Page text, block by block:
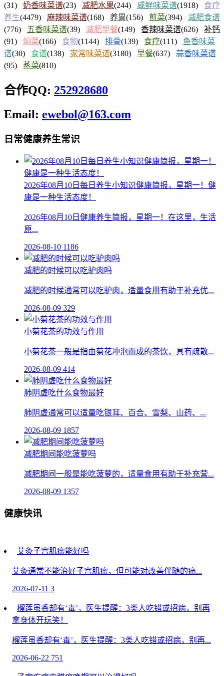
(31) 奶香味菜谱(23) 减肥水果(244) 咸鲜味菜谱(1918) 食疗
养生(4479) 麻辣味菜谱(168) 养胃(156) 煎菜(394) 减肥食谱
(776)
五香味菜谱(39) 减肥早餐(149) 香辣味菜谱(626) 补钙
(91) 焖菜(166) 食物(1144) 排骨(139) 食疗(111) 鱼香味菜
谱(30) 食谱(138) 家常味菜谱(3180) 早餐(637) 蒜香味菜谱
(95) 蒸菜(810)
合作QQ: 252928680
Email: ewebol@163.com
日常健康养生常识
2026年08月10日每日养生小知识健康简报，星期一！健
康是一种生活态度！
2026年08月10日健康养生简报，星期一！在这里，生活
原...
2026-08-10 1186
减肥的时候可以吃驴肉吗
减肥的时候通常可以吃驴肉，适量食用有助于补充优...
2026-08-09 329
小菊花茶的功效与作用
小菊花茶一般是指由菊花冲泡而成的茶饮，具有疏散...
2026-08-09 414
肺阴虚吃什么食物最好
肺阴虚通常可以适量吃银耳、百合、雪梨、山药、...
2026-08-09 1857
减肥期间能吃菠萝吗
减肥期间一般是能吃菠萝的，适量食用有助于补充营...
2026-08-09 1357
健康快讯
艾灸子宫肌瘤能好吗
艾灸通常不能治好子宫肌瘤，但可能对改善伴随的痛...
2026-07-11 3
榴莲虽香却有‘毒’，医生提醒：3类人吃错或招病，别再
拿身体开玩笑！
榴莲虽香却有‘毒’，医生提醒：3类人吃错或招病，别再...
2026-06-22 751